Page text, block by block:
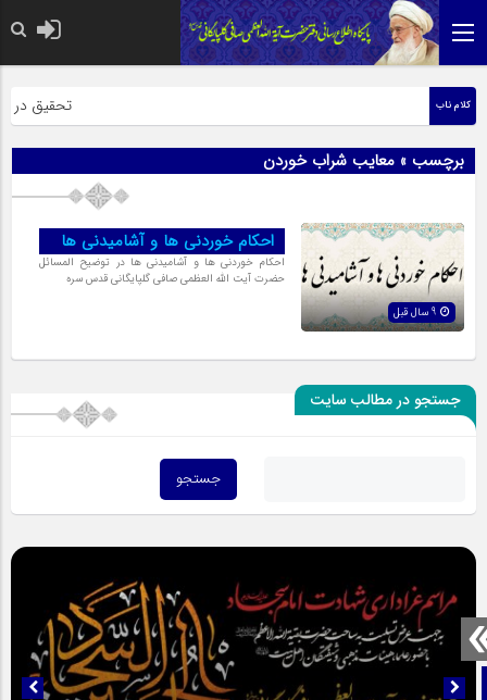
صفحه نخست
کلام ناب تحقیق در
برچسب » معایب شراب خوردن
احکام خوردنی ها و آشامیدنی ها
احکام خوردنی ها و آشامیدنی ها در توضیح المسائل
حضرت آیت الله العظمی صافی گلپایگانی قدس سره
جستجو در مطالب سایت